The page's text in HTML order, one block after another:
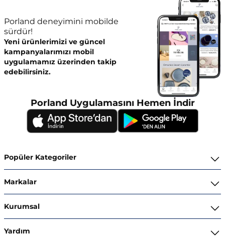
Porland deneyimini mobilde
sürdür!
Yeni ürünlerimizi ve güncel
kampanyalarımızı mobil
uygulamamız üzerinden takip
edebilirsiniz.
Porland Uygulamasını Hemen İndir
Popüler Kategoriler
Kahvaltı ve İkram Takımları
Kahve ve Çay Gereçleri
Markalar
Superior Bone Porcelain
Kurumsal
Yardım